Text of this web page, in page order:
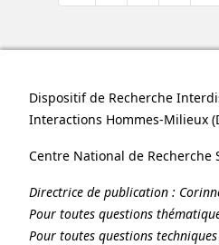
Dispositif de Recherche
Interactions Hommes-Milieux (
Centre National de Recherche
Directrice de publication :
Pour toutes questions
Pour toutes questions